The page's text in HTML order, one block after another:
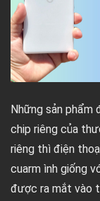
Những sản phẩm
chip riêng của
riêng thì điện
cuarm ình giống
được ra mắt vào